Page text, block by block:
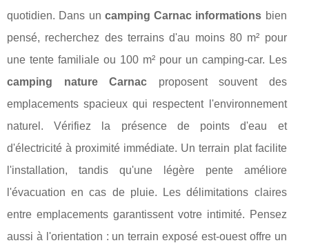
quotidien. Dans un camping Carnac informations bien
pensé, recherchez des terrains d'au moins 80 m² pour
une tente familiale ou 100 m² pour un camping-car. Les
camping nature Carnac proposent souvent des
emplacements spacieux qui respectent l'environnement
naturel. Vérifiez la présence de points d'eau et
d'électricité à proximité immédiate. Un terrain plat facilite
l'installation, tandis qu'une légère pente améliore
l'évacuation en cas de pluie. Les délimitations claires
entre emplacements garantissent votre intimité. Pensez
aussi à l'orientation : un terrain exposé est-ouest offre un